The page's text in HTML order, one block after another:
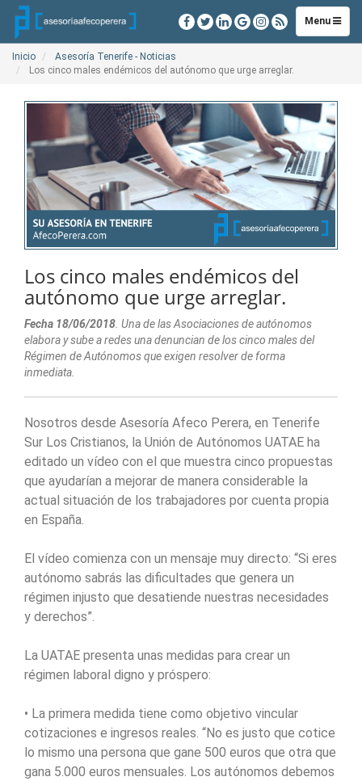
Toggle
navigation
Menu
Inicio
Asesoría Tenerife - Noticias
Los cinco males endémicos del autónomo que urge arreglar.
Los cinco males endémicos del
autónomo que urge arreglar.
Fecha 18/06/2018. Una de las Asociaciones de autónomos
elabora y sube a redes una denuncian de los cinco males del
Régimen de Autónomos que exigen resolver de forma
inmediata.
Nosotros desde Asesoría Afeco Perera, en Tenerife
Sur Los Cristianos, la Unión de Autónomos UATAE ha
editado un vídeo con el que muestra cinco propuestas
que ayudarían a mejorar de manera considerable la
actual situación de los trabajadores por cuenta propia
en España.
El vídeo comienza con un mensaje muy directo: “Si eres
autónomo sabrás las dificultades que genera un
régimen injusto que desatiende nuestras necesidades
y derechos”.
La UATAE presenta unas medidas para crear un
régimen laboral digno y próspero:
• La primera medida tiene como objetivo vincular
cotizaciones e ingresos reales. “No es justo que cotice
lo mismo una persona que gane 500 euros que otra que
gana 5.000 euros mensuales. Los autónomos debemos